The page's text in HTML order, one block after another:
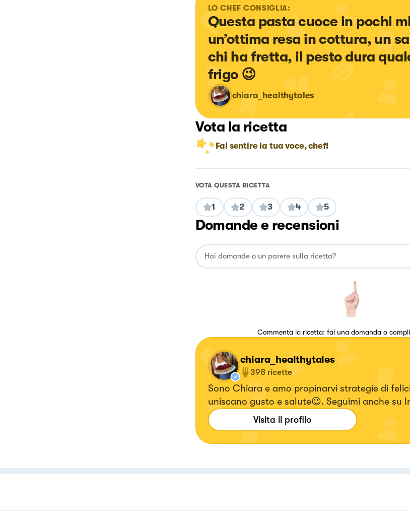
LO CHEF CONSIGLIA:
Questa pasta cuoce in pochi
un’ottima resa in cottura, un
chi ha fretta, il pesto dura
frigo 😉
chiara_healthytales
Vota la ricetta
Fai sentire la tua voce, chef!
VOTA QUESTA RICETTA
1 2 3 4 5
Domande e recensioni
Commenta la ricetta: fai una domanda o
chiara_healthytales
398 ricette
Sono Chiara e amo propinarvi strategie di
uniscano gusto e salute😉. Seguimi anche su
tutti i video delle ricette 🥰! 👉🏻ig :
Visita il profilo